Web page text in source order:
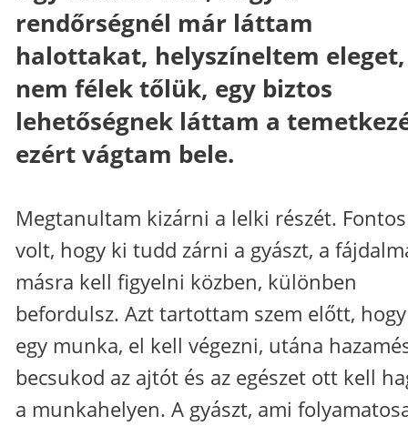
rendőrségnél már láttam
halottakat, helyszíneltem eleget,
nem félek tőlük, egy biztos
lehetőségnek láttam a
ezért vágtam bele.
Megtanultam kizárni a lelki részét. Fontos
volt, hogy ki tudd zárni a gyászt, a
másra kell figyelni közben, különben
befordulsz. Azt tartottam szem előtt,
egy munka, el kell végezni, utána
becsukod az ajtót és az egészet ott kell
a munkahelyen. A gyászt, ami